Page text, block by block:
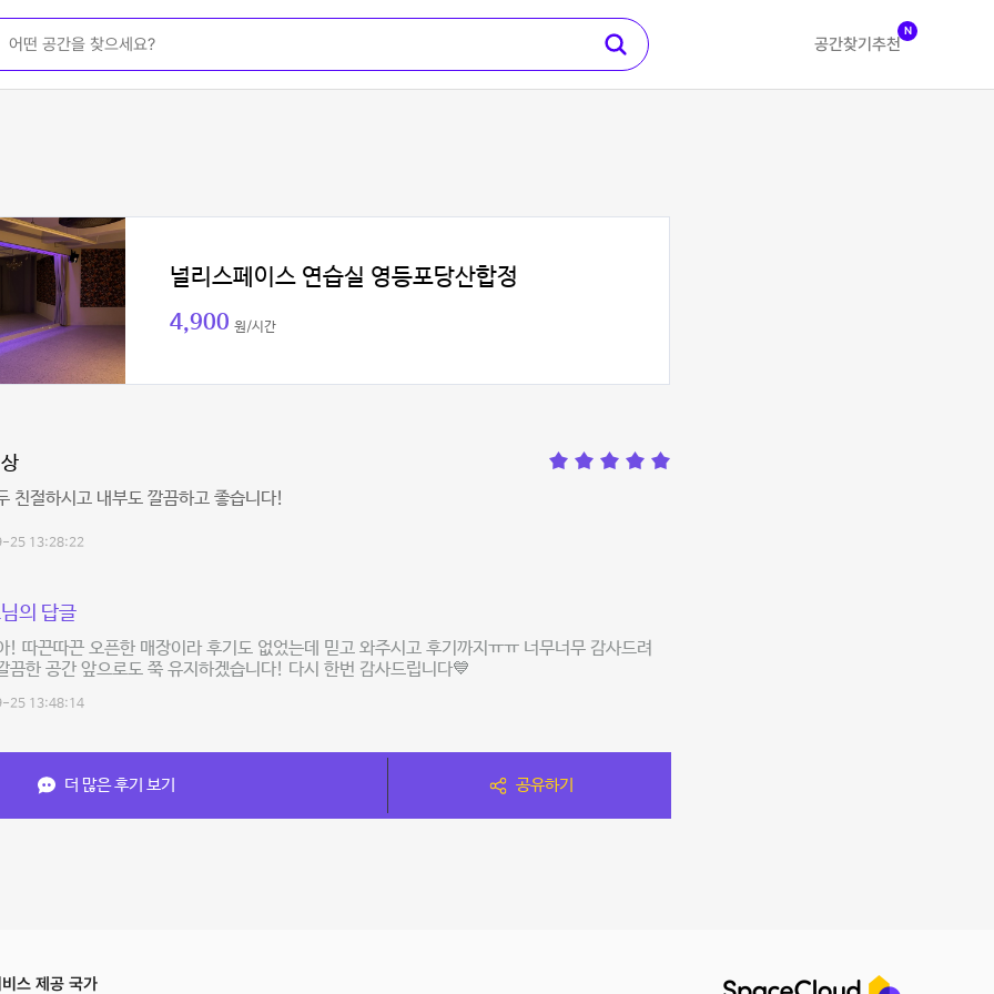
공간찾기 추천
N
널리스페이스 연습실 영등포당산합정
4,900 원/시간
친절하시고 내부도 깔끔하고 좋습니다!
25 13:28:22
의 답글
! 따끈따끈 오픈한 매장이라 후기도 없었는데 믿고 와주시고 후기까지ㅠㅠ 너무너무 감사드려
한 공간 앞으로도 쭉 유지하겠습니다! 다시 한번 감사드립니다💙
25 13:48:14
더 많은 후기 보기 공유하기
스 제공 국가